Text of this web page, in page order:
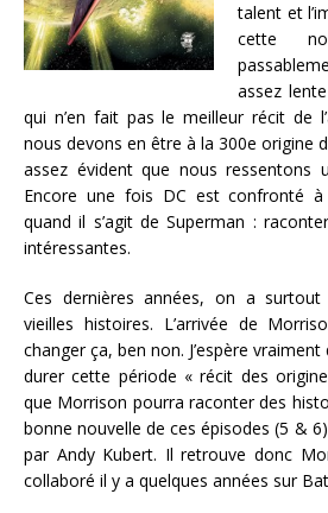
talent et
cette
assez
qui n’en fait pas le meilleur récit de
nous devons en être à la 300e origine
assez évident que nous ressentons
Encore une fois DC est confronté à
quand il s’agit de Superman :
intéressantes.
Ces dernières années, on a
vieilles histoires. L’arrivée de
changer ça, ben non. J’espère
durer cette période « récit des
que Morrison pourra raconter des
bonne nouvelle de ces épisodes (5 &
par Andy Kubert. Il retrouve donc
collaboré il y a quelques années sur